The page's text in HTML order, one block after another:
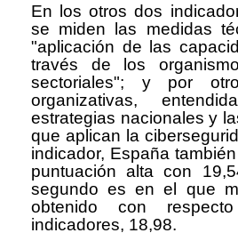
En los otros dos
se miden las medidas
"aplicación de las
través de los
sectoriales"; y por
organizativas,
estrategias nacionales y
que aplican la
indicador, España
puntuación alta con
segundo es en el que
obtenido con
indicadores, 18,98.